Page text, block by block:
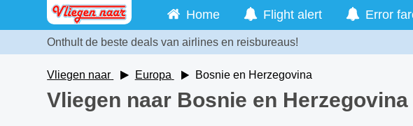
Home Flight alert Error
Onthult de beste deals van airlines en reisbureaus!
Vliegen naar Europa Bosnie en Herzegovina
Vliegen naar Bosnie en Herzegovina